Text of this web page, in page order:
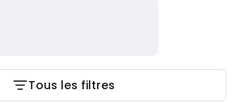
Tous les filtres